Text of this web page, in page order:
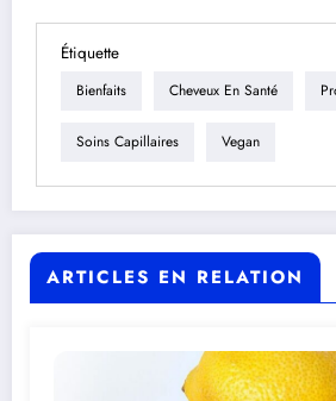
Étiquette
Bienfaits Cheveux En Santé
Soins Capillaires Vegan
ARTICLES EN RELATION